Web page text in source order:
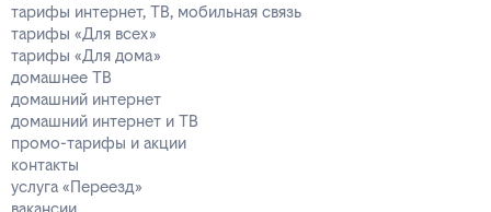
тарифы интернет, ТВ, мобильная связь
тарифы «Для всех»
тарифы «Для дома»
домашнее ТВ
домашний интернет
домашний интернет и ТВ
промо-тарифы и акции
контакты
услуга «Переезд»
вакансии